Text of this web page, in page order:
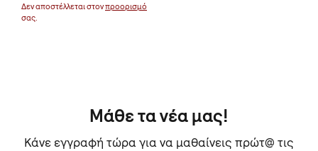
Δεν αποστέλλεται στονπροορισμό
σας.
Μάθε τα νέα μας!
Κάνε εγγραφή τώρα για να μαθαίνεις πρώτ@ τις